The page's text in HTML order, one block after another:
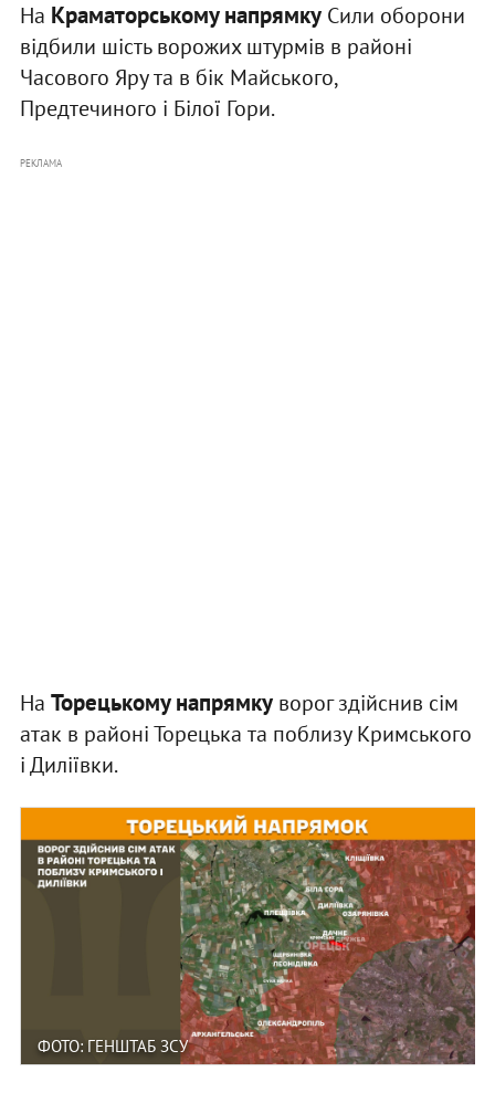
На Краматорському напрямкуСили оборони
відбили шість ворожих штурмів в районі
Часового Яру та в бік Майського,
Предтечиного і Білої Гори.
РЕКЛАМА
На Торецькому напрямкуворог здійснив сім
атак в районі Торецька та поблизу Кримського
і Диліївки.
ФОТО: ГЕНШТАБ ЗСУ